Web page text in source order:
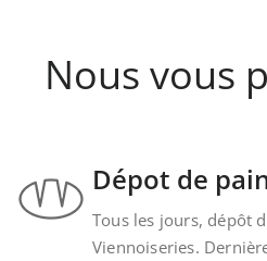
Nous vous
Dépot de
Tous les jours, dépôt
Viennoiseries.